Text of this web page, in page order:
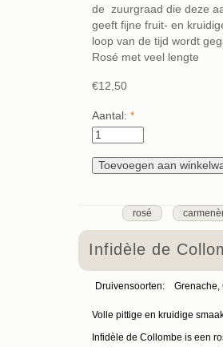
de zuurgraad die deze
geeft fijne fruit- en
loop van de tijd wordt
Rosé met veel lengte
€12,50
Aantal: *
rosé
Infidèle de
Druivensoorten: Grenache,
Volle pittige en kruidige
Infidèle de Collombe is een